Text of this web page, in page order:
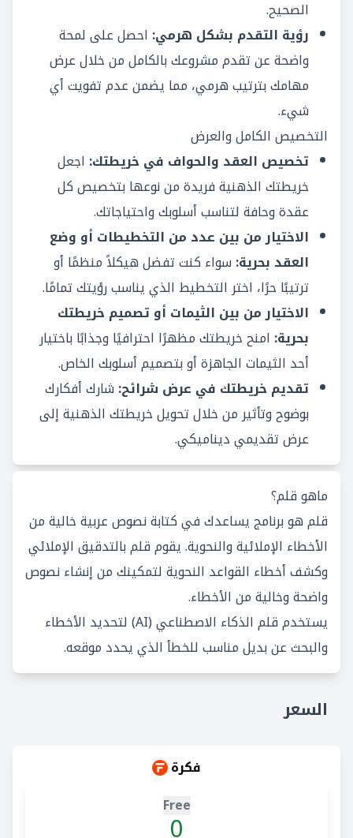
الصحيح.
رؤية التقدم بشكل هرمي: احصل على لمحة
واضحة عن تقدم مشروعك بالكامل من خلال عرض
مهامك بترتيب هرمي، مما يضمن عدم تفويت أي
شيء.
التخصيص الكامل والعرض
تخصيص العقد والحواف في خريطتك: اجعل
خريطتك الذهنية فريدة من نوعها بتخصيص كل
عقدة وحافة لتناسب أسلوبك واحتياجاتك.
الاختيار من بين عدد من التخطيطات أو وضع
العقد بحرية: سواء كنت تفضل هيكلاً منظمًا أو
ترتيبًا حرًا، اختر التخطيط الذي يناسب رؤيتك تمامًا.
الاختيار من بين الثيمات أو تصميم خريطتك
بحرية: امنح خريطتك مظهرًا احترافيًا وجذابًا باختيار
أحد الثيمات الجاهزة أو بتصميم أسلوبك الخاص.
تقديم خريطتك في عرض شرائح: شارك أفكارك
بوضوح وتأثير من خلال تحويل خريطتك الذهنية إلى
عرض تقديمي ديناميكي.
ماهو قلم؟
قلم هو برنامج يساعدك في كتابة نصوص عربية خالية من
الأخطاء الإملائية والنحوية. يقوم قلم بالتدقيق الإملائي
وكشف أخطاء القواعد النحوية لتمكينك من إنشاء نصوص
واضحة وخالية من الأخطاء.
يستخدم قلم الذكاء الاصطناعي (AI) لتحديد الأخطاء
والبحث عن بديل مناسب للخطأ الذي يحدد موقعه.
السعر
فكرة
Free